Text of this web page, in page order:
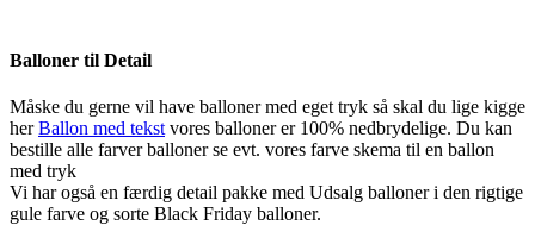
Balloner til Detail
Måske du gerne vil have balloner med eget tryk så skal du lige kigge
herBallon med tekst vores balloner er 100% nedbrydelige. Du kan
bestille alle farver balloner se evt. vores farve skema til en ballon
med tryk
Vi har også en færdig detail pakke med Udsalg balloner i den rigtige
gule farve og sorte Black Friday balloner.